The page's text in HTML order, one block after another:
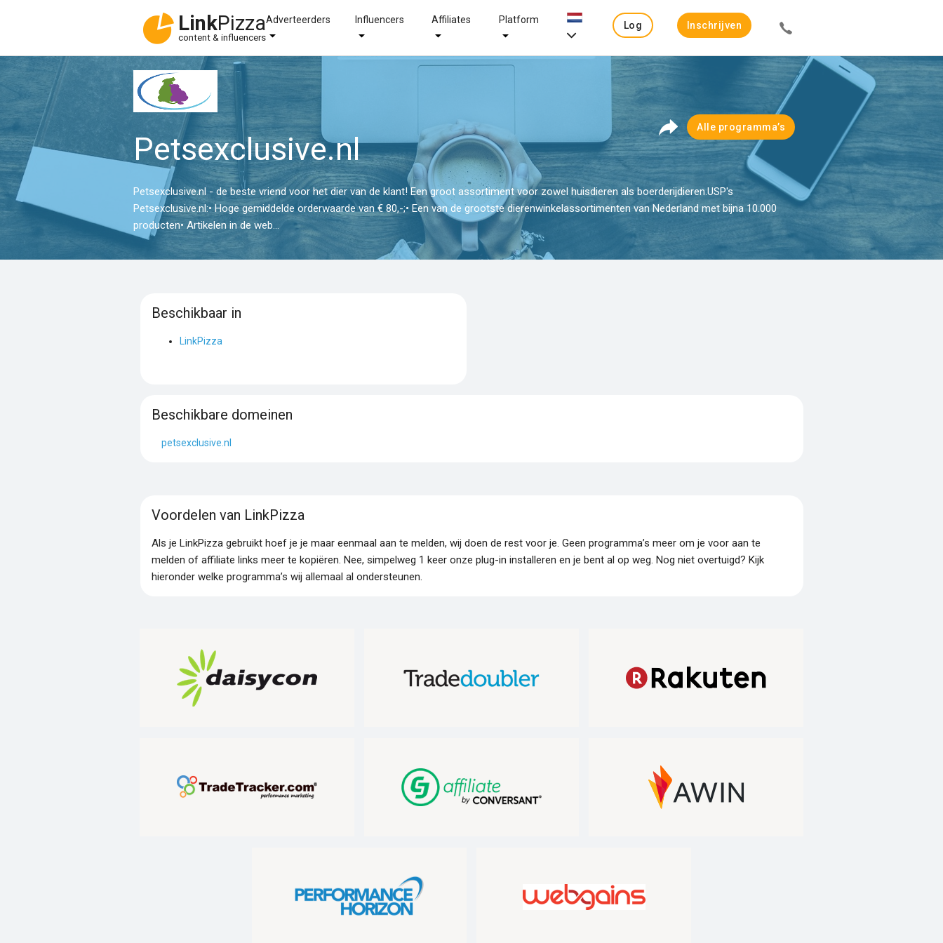
LinkPizza
content & influencers
Adverteerders Influencers Affiliates Platform
Log
Inschrijven
Petsexclusive.nl
Alle programma’s
Petsexclusive.nl - de beste vriend voor het dier van de klant! Een groot assortiment voor zowel huisdieren als boerderijdieren.USP's
Petsexclusive.nl:• Hoge gemiddelde orderwaarde van € 80,-;• Een van de grootste dierenwinkelassortimenten van Nederland met bijna 10.000
producten• Artikelen in de web...
Beschikbaar in
LinkPizza
Beschikbare domeinen
petsexclusive.nl
Voordelen van LinkPizza
Als je LinkPizza gebruikt hoef je je maar eenmaal aan te melden, wij doen de rest voor je. Geen programma’s meer om je voor aan te
melden of affiliate links meer te kopiëren. Nee, simpelweg 1 keer onze plug-in installeren en je bent al op weg. Nog niet overtuigd? Kijk
hieronder welke programma’s wij allemaal al ondersteunen.